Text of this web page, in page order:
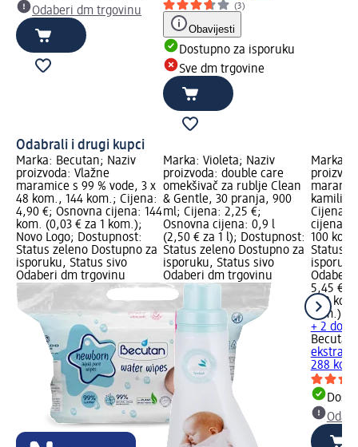
Odaberi dm trgovinu
(3)
Obavijesti
Dostupno za isporuku
Sve dm trgovine
Odabrali i drugi kupci
Marka: Becutan; Naziv
proizvoda: Vlažne
maramice s 99 % vode, 3 x
48 kom., 144 kom.; Cijena:
4,90 €; Osnovna cijena: 144
kom. (0,03 € za 1 kom.);
Novo Logo; Dostupnost:
Status zeleno Dostupno za
isporuku, Status sivo
Odaberi dm trgovinu
Marka: Violeta; Naziv
proizvoda: double care
omekšivač za rublje Clean
& Gentle, 30 pranja, 900
ml; Cijena: 2,25 €;
Osnovna cijena: 0,9 l
(2,50 € za 1 l); Dostupnost:
Status zeleno Dostupno za
isporuku, Status sivo
Odaberi dm trgovinu
Marka:
kamilice
Cijena:
cijena:
100
Status
Odaberi
5,45 €
288
kom.)
+ 2
Becutan
288